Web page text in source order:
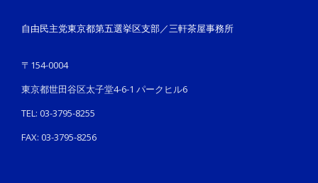
自由民主党東京都第五選挙区支部／三軒茶屋事務所
〒154-0004
東京都世田谷区太子堂4-6-1 パークヒル6
TEL: 03-3795-8255
FAX: 03-3795-8256